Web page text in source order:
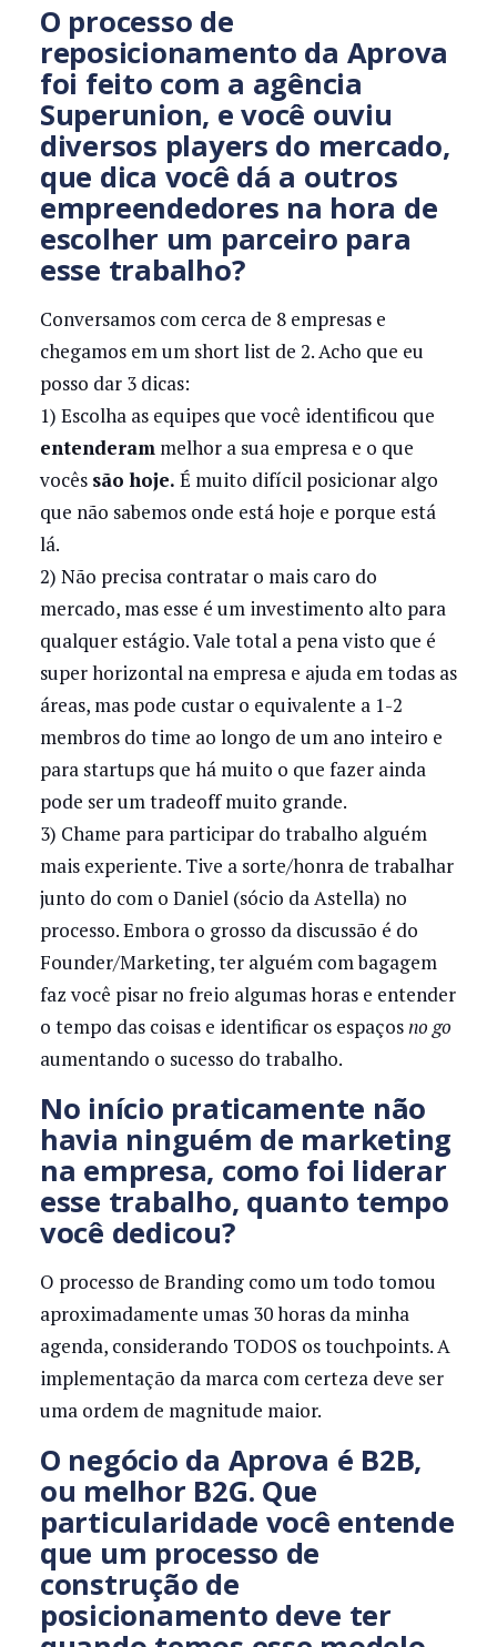
O processo de
reposicionamento da Aprova
foi feito com a agência
Superunion, e você ouviu
diversos players do mercado,
que dica você dá a outros
empreendedores na hora de
escolher um parceiro para
esse trabalho?
Conversamos com cerca de 8 empresas e
chegamos em um short list de 2. Acho que eu
posso dar 3 dicas:
1) Escolha as equipes que você identificou que
entenderammelhor a sua empresa e o que
vocês são hoje. É muito difícil posicionar algo
que não sabemos onde está hoje e porque está
lá.
2) Não precisa contratar o mais caro do
mercado, mas esse é um investimento alto para
qualquer estágio. Vale total a pena visto que é
super horizontal na empresa e ajuda em todas as
áreas, mas pode custar o equivalente a 1-2
membros do time ao longo de um ano inteiro e
para startups que há muito o que fazer ainda
pode ser um tradeoff muito grande.
3) Chame para participar do trabalho alguém
mais experiente. Tive a sorte/honra de trabalhar
junto do com o Daniel (sócio da Astella) no
processo. Embora o grosso da discussão é do
Founder/Marketing, ter alguém com bagagem
faz você pisar no freio algumas horas e entender
o tempo das coisas e identificar os espaçosno go
aumentando o sucesso do trabalho.
No início praticamente não
havia ninguém de marketing
na empresa, como foi liderar
esse trabalho, quanto tempo
você dedicou?
O processo de Branding como um todo tomou
aproximadamente umas 30 horas da minha
agenda, considerando TODOS os touchpoints. A
implementação da marca com certeza deve ser
uma ordem de magnitude maior.
O negócio da Aprova é B2B,
ou melhor B2G. Que
particularidade você entende
que um processo de
construção de
posicionamento deve ter